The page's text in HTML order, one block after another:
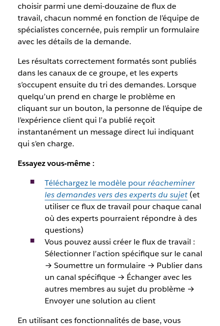
choisir parmi une demi-douzaine de flux de
travail, chacun nommé en fonction de l’équipe de
spécialistes concernée, puis remplir un formulaire
avec les détails de la demande.
Les résultats correctement formatés sont publiés
dans les canaux de ce groupe, et les experts
s’occupent ensuite du tri des demandes. Lorsque
quelqu’un prend en charge le problème en
cliquant sur un bouton, la personne de l’équipe de
l’expérience client qui l’a publié reçoit
instantanément un message direct lui indiquant
qui s’en charge.
Essayez vous-même :
Téléchargez le modèle pourréacheminer
les demandes vers des experts du sujet(et
utiliser ce flux de travail pour chaque canal
où des experts pourraient répondre à des
questions)
Vous pouvez aussi créer le flux de travail :
Sélectionner l’action spécifique sur le canal
→ Soumettre un formulaire → Publier dans
un canal spécifique → Échanger avec les
autres membres au sujet du problème →
Envoyer une solution au client
En utilisant ces fonctionnalités de base, vous